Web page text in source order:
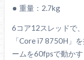
重量：2.7kg
6コア12スレッドで
「Core i7 8750H」
ームを60fpsで動か